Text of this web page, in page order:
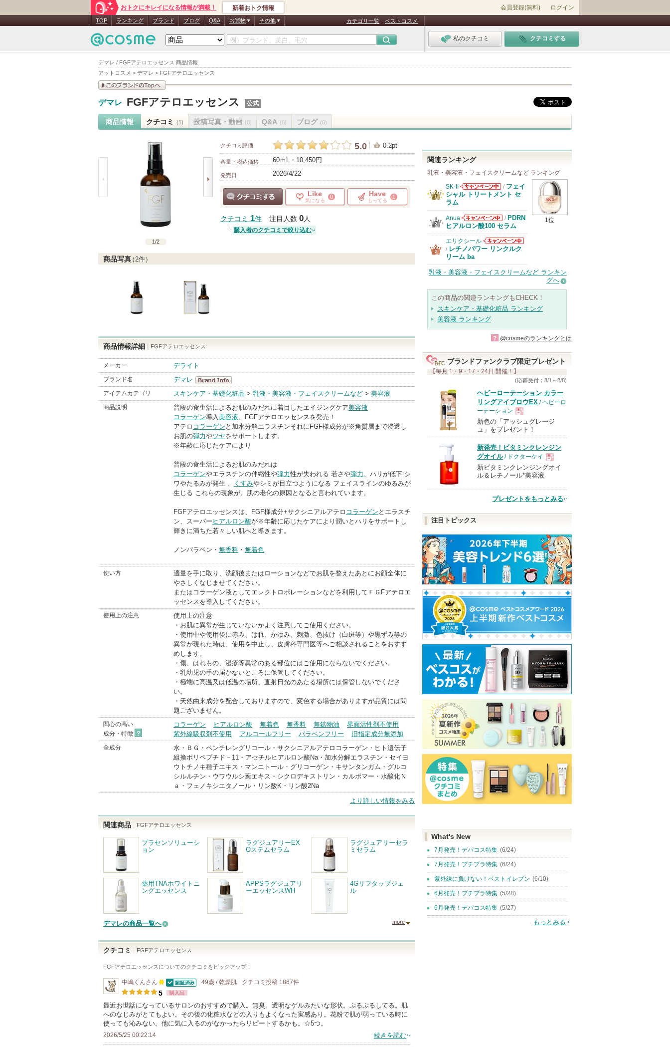
デマレ / FGFアテロエッセンス 商品情報
アットコスメ > デマレ > FGFアテロエッセンス
おトクにキレイになる情報が満載！ 新着おトク情報 会員登録(無料) ログイン
TOP ランキング ブランド ブログ Q&A お買物 その他 カテゴリ一覧 ベストコスメ
私のクチコミ クチコミする
このブランドの情報を
デマレ FGFアテロエッセンス 公式
商品情報 クチコミ (1) 投稿写真・動画 (0) Q&A (0) ブログ (0)
1/2
クチコミ評価 5.0 0.2pt
容量・税込価格 60ｍL・10,450円
発売日 2026/4/22
Like
気になる
0 Have
もってる
1
クチコミ 1件 注目人数 0人
購入者のクチコミで絞り込む
商品写真（2件）
商品情報詳細 FGFアテロエッセンス
メーカー デライト
ブランド名
デマレ
デマレ
BrandInfo
アイテムカテゴリ スキンケア・基礎化粧品 > 乳液・美容液・フェイスクリームなど > 美容液
商品説明 普段の食生活によるお肌のみだれに着目したエイジングケア美容液
コラーゲン導入美容液、FGFアテロエッセンスを発売！
アテロ コラーゲン と加水分解エラスチンそれにFGF様成分が※角質層まで浸透し
お肌の弾力やツヤをサポートします。
※年齢に応じたケアにより
普段の食生活によるお肌のみだれは
コラーゲンやエラスチンの伸縮性や弾力性が失われる 若さや弾力 、ハリが低下 シ
ワやたるみが発生 、
くすみやシミが目立つようになる フェイスラインのゆるみが
生じる これらの現象が、肌の老化の原因となると言われています。
FGFアテロエッセンスは、FGF様成分+サクシニアルアテロ コラーゲン とエラスチ
ン、スーパー ヒアルロン酸が※年齢に応じたケアにより潤いとハリをサポートし
輝きに満ちた若々しい肌へと導きます。
ノンパラベン・ 無香料 ・ 無着色
使い方
適量を手に取り、洗顔後またはローションなどでお肌を整えたあとにお顔全体に
やさしくなじませてください。
またはコラーゲン液としてエレクトロポレーションなどを利用してＦＧFアテロエ
ッセンスを導入してください。
使用上の注意
使用上の注意
・お肌に異常が生じていないかよく注意してご使用ください。
・使用中や使用後に赤み、はれ、かゆみ、刺激、色抜け（白斑等）や黒ずみ等の
異常が現れた時は、使用を中止し、皮膚科専門医等へご相談されることをおすす
めします。
・傷、はれもの、湿疹等異常のある部位にはご使用にならないでください。
・乳幼児の手の届かないところに保管してください。
・極端に高温又は低温の場所、直射日光のあたる場所には保管しないでくださ
い。
・天然由来成分を配合しておりますので、変色する場合がありますが品質には問
題ございません。
関心の高い
成分・特徴 ?
コラーゲン ヒアルロン酸 無着色 無香料 無鉱物油
界面活性剤不使用
紫外線吸収剤不使用
アルコールフリー パラベンフリー 旧指定成分無添加
全成分
水・ＢＧ・ペンチレングリコール・サクシニアルアテロコラーゲン・ヒト遺伝子
組換ポリペプチド－11・アセチルヒアルロン酸Na・加水分解エラスチン・セイヨ
ウトチノキ種子エキス・マンニトール・グリコーゲン・キサンタンガム・グルコ
シルルチン・ウワウルシ葉エキス・シクロデキストリン・カルボマー・水酸化Ｎ
ａ・フェノキシエタノール・リン酸K・リン酸2Na
より詳しい情報をみる
関連商品 FGFアテロエッセンス
プラセンソリューシ
ョン
ラグジュアリーEX
Oステムセラム
ラグジュアリーセラ
ミセラム
薬用TNAホワイトニ
ングエッセンス
APPSラグジュアリ
ーエッセンスWH
4Gリフタップジェ
ル
デマレの商品一覧へ more
クチコミ FGFアテロエッセンス
FGFアテロエッセンス についてのクチコミをピックアップ！
中嶋くんさん
100
人
以
上
認証済
49歳 / 乾燥肌 クチコミ投稿 1867件
5 購入品
最近お世話になっているサロンのおすすめで購入。無臭。透明なゲルみたいな形状。ぷるぷるしてる。肌
へのなじみがとてもよい。その後の化粧水などの入りもよくなった実感あり。花粉で肌が弱っている時に
使っても沁みない。他に気に入るのがなかったらリピートするかも。☆5つ。
2026/5/25 00:22:14 続きを読む
関連ランキング
乳液・美容液・フェイスクリームなど ランキング
1位
SK-II
SK-IIからのお
/ フェイ
シャル トリートメント セ
ラム
Anua
Anuaからのお
知らせがありま
す
/ PDRN
ヒアルロン酸100 セラム
エリクシール
エリクシールか
/ レチノパワー リンクルク
リーム ba
乳液・美容液・フェイスクリームなど ランキン
グへ
この商品の関連ランキングもCHECK！
スキンケア・基礎化粧品 ランキング
美容液 ランキング
? @cosmeのランキングとは
ブランドファンクラブ限定プレゼント
【毎月 1・9・17・24日 開催！】
(応募受付：8/1～8/8)
ヘビーローテーション カラー
リングアイブロウEX / ヘビーロ
ーテーション
現
品
新色の「アッシュグレージ
ュ」をプレゼント！
新発売！ビタミンクレンジン
グオイル/ ドクターケイ
現
品
新ビタミンクレンジングオイ
ル＆レチノール*美容液
プレゼントをもっとみる
注目トピックス
What's New
7月発売！デパコス特集 (6/24)
7月発売！プチプラ特集 (6/24)
紫外線に負けない！ベストイレブン (6/10)
6月発売！プチプラ特集 (5/28)
6月発売！デパコス特集 (5/27)
もっとみる